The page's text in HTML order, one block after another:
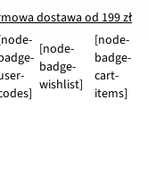
dostawa od 199 zł
[node-
badge-
wishlist]
[node-
badge-
cart-
items]